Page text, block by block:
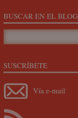
BUSCAR EN EL BLOG
SUSCRÍBETE
Vía e-mail